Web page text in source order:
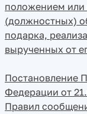
положением
(должностных)
подарка,
вырученных от
Постановление
Федерации от
Правил